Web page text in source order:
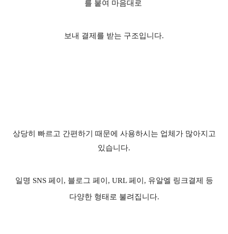
를 붙여 마음대로
보내 결제를 받는 구조입니다.
상당히 빠르고 간편하기 때문에 사용하시는 업체가 많아지고
있습니다.
일명 SNS 페이, 블로그 페이, URL 페이, 유알엘 링크결제 등
다양한 형태로 불려집니다.